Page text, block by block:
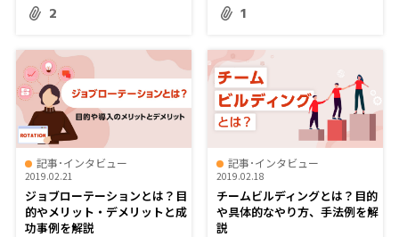
2 1
記事･インタビュー
2019.02.21
ジョブローテーションとは？目
的やメリット・デメリットと成
功事例を解説
記事･インタビュー
2019.02.18
チームビルディングとは？目的
や具体的なやり方、手法例を解
説